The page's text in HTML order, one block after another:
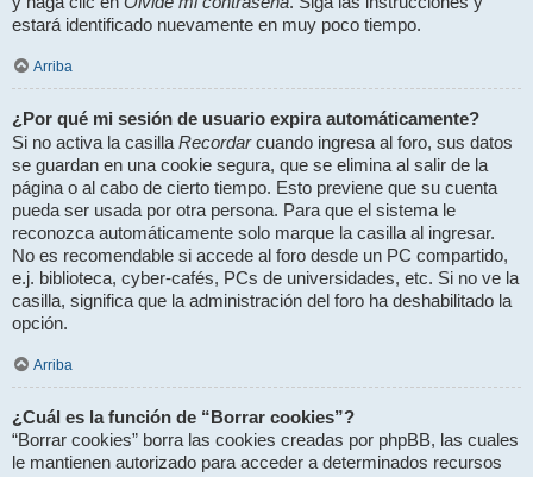
estará identificado nuevamente en muy poco tiempo.
Arriba
¿Por qué mi sesión de usuario expira automáticamente?
Si no activa la casilla Recordarcuando ingresa al foro, sus datos
se guardan en una cookie segura, que se elimina al salir de la
página o al cabo de cierto tiempo. Esto previene que su cuenta
pueda ser usada por otra persona. Para que el sistema le
reconozca automáticamente solo marque la casilla al ingresar.
No es recomendable si accede al foro desde un PC compartido,
e.j. biblioteca, cyber-cafés, PCs de universidades, etc. Si no ve la
casilla, significa que la administración del foro ha deshabilitado la
opción.
Arriba
¿Cuál es la función de “Borrar cookies”?
“Borrar cookies” borra las cookies creadas por phpBB, las cuales
le mantienen autorizado para acceder a determinados recursos